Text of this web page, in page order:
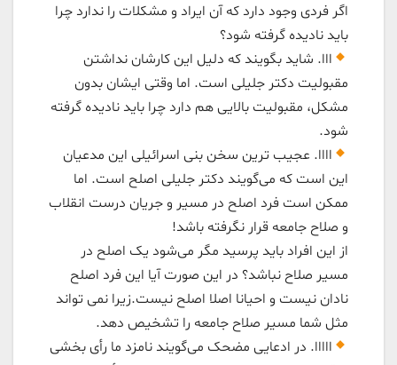
اگر فردی وجود دارد که آن ایراد و مشکلات را ندارد چرا
باید نادیده گرفته شود؟
ااا. شاید بگویند که دلیل این کارشان نداشتن
مقبولیت دکتر جلیلی است. اما وقتی ایشان بدون
مشکل، مقبولیت بالایی هم دارد چرا باید نادیده گرفته
شود.
اااا. عجیب ترین سخن بنی اسرائیلی این مدعیان
این است که می‌گویند دکتر جلیلی اصلح است. اما
ممکن است فرد اصلح در مسیر و جریان درست انقلاب
و صلاح جامعه قرار نگرفته باشد!
از این افراد باید پرسید مگر می‌شود یک اصلح در
مسیر صلاح نباشد؟ در این صورت آیا این فرد اصلح
نادان نیست و احیانا اصلا اصلح نیست.زیرا نمی تواند
مثل شما مسیر صلاح جامعه را تشخیص دهد.
ااااا. در ادعایی مضحک می‌گویند نامزد ما رأی بخشی